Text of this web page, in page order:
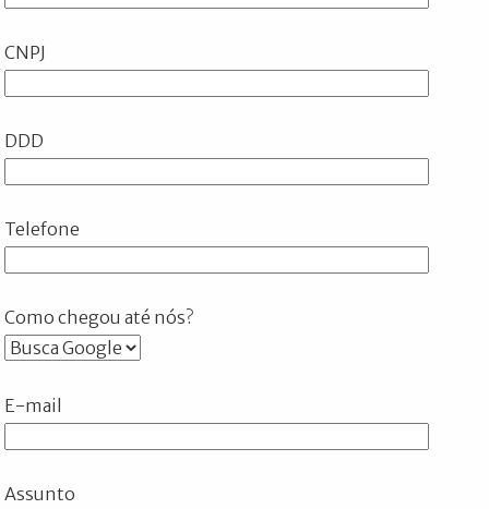
CNPJ
DDD
Telefone
Como chegou até nós?
E-mail
Assunto